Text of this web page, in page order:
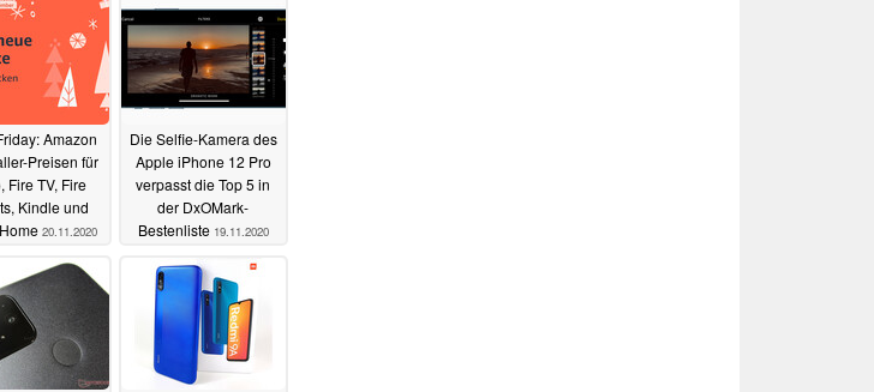
Amazon
Preisen für
Fire TV, Fire
Kindle und
20.11.2020
Die Selfie-Kamera des
Apple iPhone 12 Pro
verpasst die Top 5 in
der DxOMark-
Bestenliste 19.11.2020